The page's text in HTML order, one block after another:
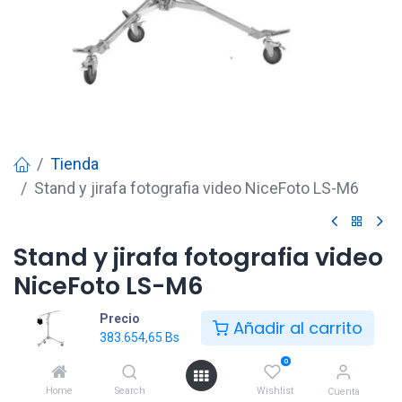
Precio
383.654,65 Bs Añadir al carrito
Home Search
0
Wishlist Cuenta
Tienda
Stand y jirafa fotografia video NiceFoto LS-M6
Stand y jirafa fotografia video
NiceFoto LS-M6
383.654,65Bs
Añadir al carrito